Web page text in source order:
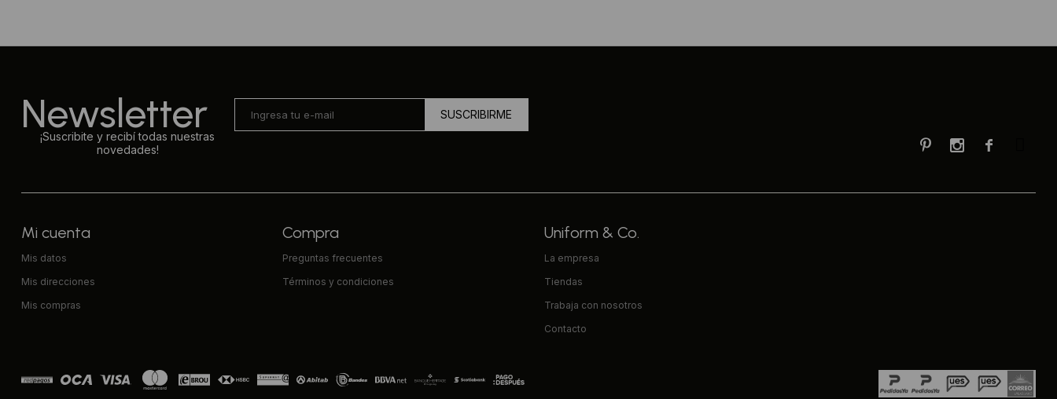
Newsletter
¡Suscribite y recibí todas nuestras
novedades!
SUSCRIBIRME

 
Mi cuenta
Mis datos
Mis direcciones
Mis compras
Compra
Preguntas frecuentes
Términos y condiciones
Uniform & Co.
La empresa
Tiendas
Trabaja con nosotros
Contacto